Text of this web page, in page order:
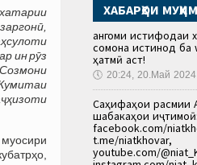
ин рӯз
ХАБАРҲОИ
Ҳангоми истифодаи
сомона истинод ба
ҳатмӣ аст!
🕔 20:24, 20.Май 2024
Саҳифаҳои расмии
шабакаҳои иҷтимоӣ:
facebook.com/
t.me/niatkhovar,
youtube.com/